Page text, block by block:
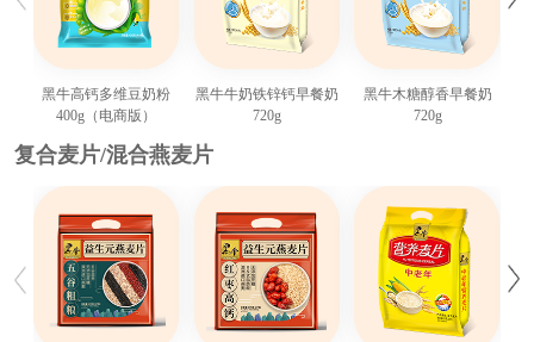
黑牛高钙多维豆奶粉
400g（电商版）
黑牛牛奶铁锌钙早餐奶
720g
黑牛木糖醇香早餐奶
720g
复合麦片/混合燕麦片